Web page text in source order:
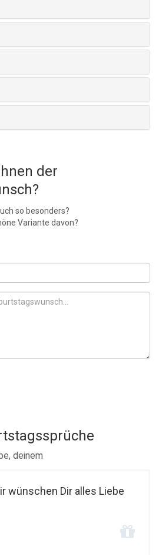
der
so besonders?
Variante davon?
deinem
wünschen Dir alles Liebe